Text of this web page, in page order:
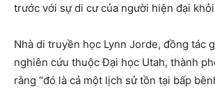
trước với sự di cư của người hiện đại
Nhà di truyền học Lynn Jorde, đồng tác
nghiên cứu thuộc Đại học Utah, thành
rằng “đó là cả một lịch sử tồn tại bấp